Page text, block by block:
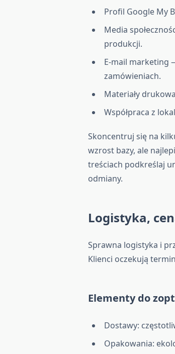
Profil Google My
Media
produkcji.
E-mail marketing
zamówieniach.
Materiały
Współpraca z
Skoncentruj się na
wzrost bazy, ale
treściach podkreślaj
odmiany.
Logistyka,
Sprawna logistyka i
Klienci oczekują
Elementy do
Dostawy:
Opakowania: